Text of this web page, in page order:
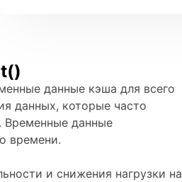
данные кэша для всего
данных, которые часто
Временные данные
времени.
и снижения нагрузки на